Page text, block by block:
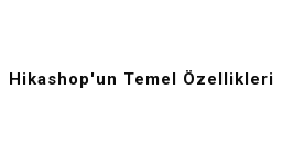
Hikashop'un Temel Özellikleri